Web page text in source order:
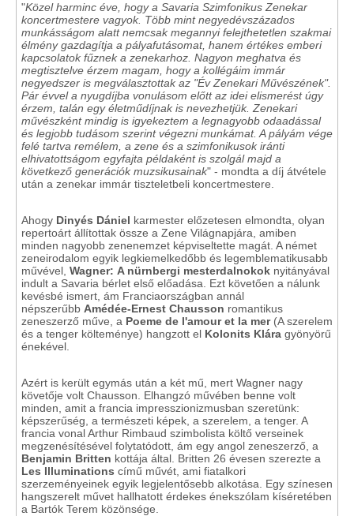
"Közel harminc éve, hogy a Savaria Szimfonikus Zenekar
koncertmestere vagyok. Több mint negyedévszázados
munkásságom alatt nemcsak megannyi felejthetetlen szakmai
élmény gazdagítja a pályafutásomat, hanem értékes emberi
kapcsolatok fűznek a zenekarhoz. Nagyon meghatva és
megtisztelve érzem magam, hogy a kollégáim immár
negyedszer is megválasztottak az "Év Zenekari Művészének".
Pár évvel a nyugdíjba vonulásom előtt az idei elismerést úgy
érzem, talán egy életműdíjnak is nevezhetjük. Zenekari
művészként mindig is igyekeztem a legnagyobb odaadással
és legjobb tudásom szerint végezni munkámat. A pályám vége
felé tartva remélem, a zene és a szimfonikusok iránti
elhivatottságom egyfajta példaként is szolgál majd a
következő generációk muzsikusainak" - mondta a díj átvétele
után a zenekar immár tiszteletbeli koncertmestere.
Ahogy Dinyés Dániel karmester előzetesen elmondta, olyan
repertoárt állítottak össze a Zene Világnapjára, amiben
minden nagyobb zenenemzet képviseltette magát. A német
zeneirodalom egyik legkiemelkedőbb és legemblematikusabb
művével, Wagner: A nürnbergi mesterdalnokok nyitányával
indult a Savaria bérlet első előadása. Ezt követően a nálunk
kevésbé ismert, ám Franciaországban annál
népszerűbb Amédée-Ernest Chausson romantikus
zeneszerző műve, a Poeme de l'amour et la mer(A szerelem
és a tenger költeménye) hangzott el Kolonits Klára gyönyörű
énekével.
Azért is került egymás után a két mű, mert Wagner nagy
követője volt Chausson. Elhangzó művében benne volt
minden, amit a francia impresszionizmusban szeretünk:
képszerűség, a természeti képek, a szerelem, a tenger. A
francia vonal Arthur Rimbaud szimbolista költő verseinek
megzenésítésével folytatódott, ám egy angol zeneszerző, a
Benjamin Britten kottája által. Britten 26 évesen szerezte a
Les Illuminations című művét, ami fiatalkori
szerzeményeinek egyik legjelentősebb alkotása. Egy színesen
hangszerelt művet hallhatott érdekes énekszólam kíséretében
a Bartók Terem közönsége.